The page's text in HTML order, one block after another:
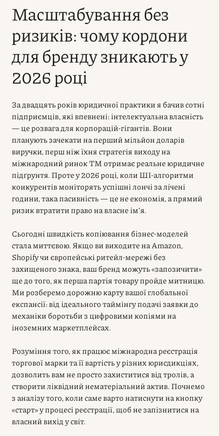
Масштабування без
ризиків: чому кордони
для бренду зникають у
2026 році
За двадцять років юридичної практики я бачив сотні
підприємців, які впевнені: інтелектуальна власність
— це розвага для корпорацій-гігантів. Вони
планують зачекати на перший мільйон доларів
виручки, перш ніж їхня стратегія виходу на
міжнародний ринок ТМ отримає реальне юридичне
підґрунтя. Проте у 2026 році, коли ШІ-алгоритми
конкурентів моніторять успішні лончі за лічені
години, така пасивність — це не економія, а прямий
ризик втратити право на власне ім’я.
Сьогодні швидкість копіювання бізнес-моделей
стала миттєвою. Якщо ви виходите на Amazon,
Shopify чи європейські ритейл-мережі без
захищеного знака, ваш бренд можуть «запозичити»
ще до того, як перша партія товару пройде митницю.
Ми розберемо дорожню карту вашої глобальної
експансії: від ідеального таймінгу подачі заявки до
механіки боротьби з цифровими копіями на
іноземних маркетплейсах.
Розуміння того, як працює міжнародна реєстрація
торгової марки та її вартість у різних юрисдикціях,
дозволить вам не просто захиститися від тролів, а
створити ліквідний нематеріальний актив. Почнемо
з аналізу того, коли саме варто натиснути на кнопку
«старт» у процесі реєстрації, щоб не запізнитися на
власний вихід у світ.